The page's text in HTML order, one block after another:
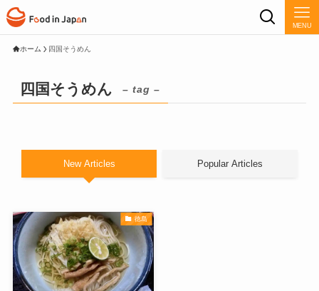
MENU
ホーム 四国そうめん
四国そうめん – tag –
New Articles Popular Articles
徳島